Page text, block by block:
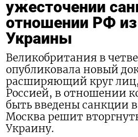
ужесточении
отношении РФ
Украины
Великобритания в
опубликовала новый
расширяющий круг
Россией, в отношении
быть введены санкции в
Москва решит
Украину.